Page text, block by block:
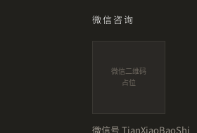
微信咨询
微信二维码
占位
微信号 TianXiaoBaoShi